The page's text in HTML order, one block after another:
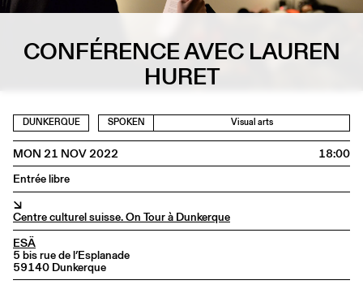
About
FR/EN
CONFÉRENCE AVEC LAUREN
HURET
DUNKERQUE SPOKEN Visual arts
MON 21 NOV 2022
18:00
Entrée libre
↘
Centre culturel suisse. On Tour à Dunkerque
ESÄ
5 bis rue de l’Esplanade
59140 Dunkerque